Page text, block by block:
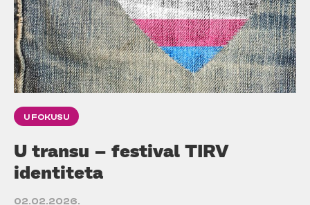
U FOKUSU
U transu – festival TIRV
identiteta
02.02.2026.